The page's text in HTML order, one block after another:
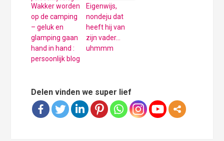
Wakker worden
op de camping
– geluk en
glamping gaan
hand in hand :
persoonlijk blog
Eigenwijs,
nondeju dat
heeft hij van
zijn vader…
uhmmm
Delen vinden we super lief